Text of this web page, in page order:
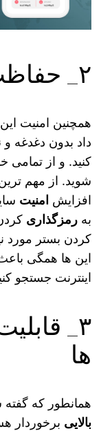
۲_ حفاظت از داده ها
همچنین امنیت
داد بدون دغدغه
کنید. و از تمامی
افزایش امنیت
بهرمزگذاری
کردن بستر مورد
این‌ ها همگی
اینترنت جستجو
۳_
ها
همانطور که
بالایی برخوردار